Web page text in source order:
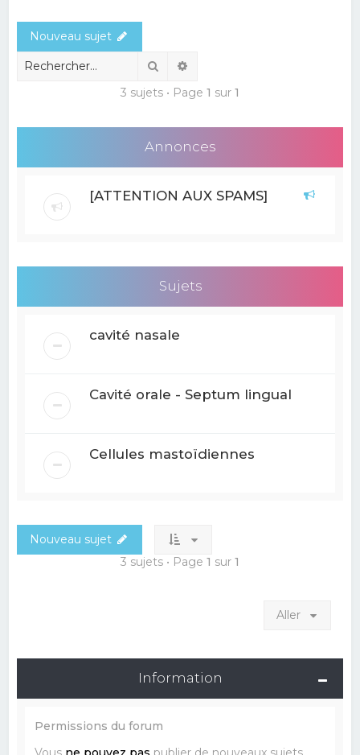
r
Nouveau sujet
Rechercher
3 sujets • Page 1 sur 1
Annonces
[ATTENTION AUX SPAMS]
Sujets
cavité nasale
Cavité orale - Septum lingual
Cellules mastoïdiennes
Nouveau sujet
3 sujets • Page 1 sur 1
Aller
Information
Permissions du forum